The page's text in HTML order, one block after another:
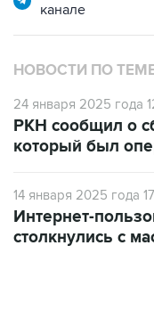
НОВОСТИ ПО
24 января 2025 года
который был
14 января 2025 года
столкнулись с